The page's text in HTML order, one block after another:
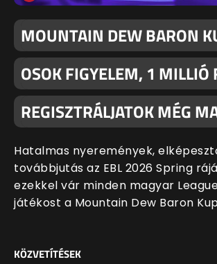
MOUNTAIN DEW BARON
OSOK FIGYELEM, 1 MILLIÓ
REGISZTRÁLJATOK MÉG
Hatalmas nyeremények,
továbbjutás az EBL 2026 Spring
ezekkel vár minden magyar
játékost a Mountain Dew Baron
KÖZVETÍTÉSEK